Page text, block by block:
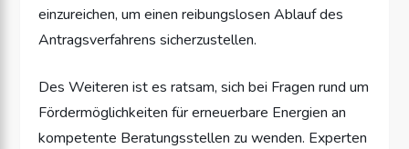
einzureichen, um einen reibungslosen Ablauf des
Antragsverfahrens sicherzustellen.
Des Weiteren ist es ratsam, sich bei Fragen rund um
Fördermöglichkeiten für erneuerbare Energien an
kompetente Beratungsstellen zu wenden. Experten